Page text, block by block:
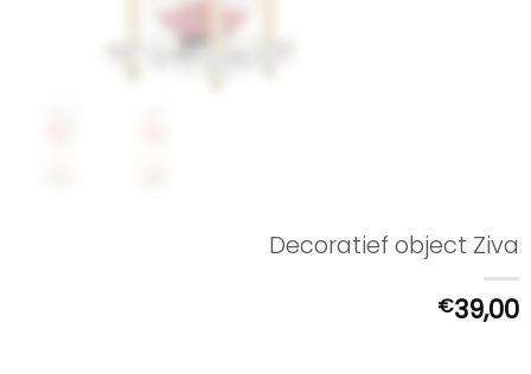
Decoratief object Ziva
€39,00